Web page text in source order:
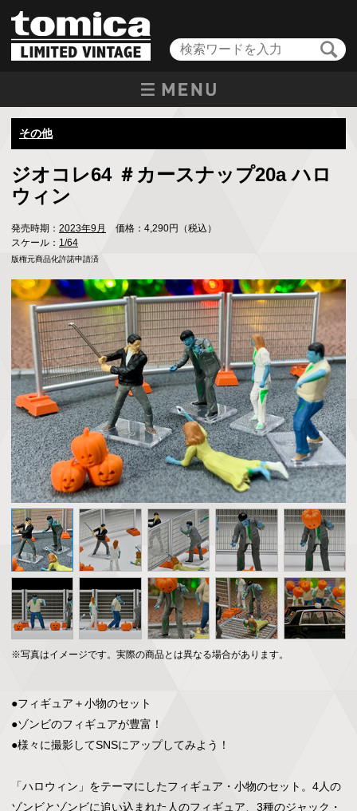
その他
ジオコレ64 ＃カースナップ20a ハロ
ウィン
発売時期： 2023年9月
価格：4,290円（税込）
スケール： 1/64
版権元商品化許諾申請済
※写真はイメージです。実際の商品とは異なる場合があります。
●フィギュア＋小物のセット
●ゾンビのフィギュアが豊富！
●様々に撮影してSNSにアップしてみよう！
「ハロウィン」をテーマにしたフィギュア・小物のセット。4人の
ゾンビとゾンビに追い込まれた人のフィギュア、3種のジャック・